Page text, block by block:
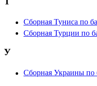
Сборная Туниса по
Сборная Турции по
У
Сборная Украины по